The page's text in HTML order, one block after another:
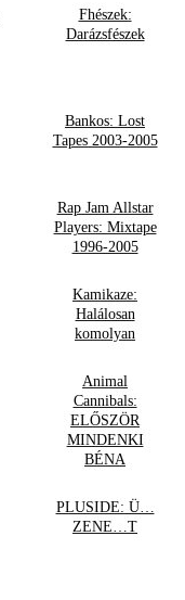
Fhészek:
Darázsfészek
Bankos: Lost
Tapes 2003-2005
Rap Jam Allstar
Players: Mixtape
1996-2005
Kamikaze:
Halálosan
komolyan
Animal
Cannibals:
ELŐSZÖR
MINDENKI
BÉNA
PLUSIDE: Ü…
ZENE…T